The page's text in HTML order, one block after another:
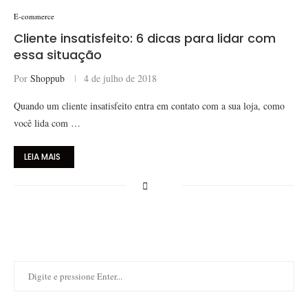
E-commerce
Cliente insatisfeito: 6 dicas para lidar com
essa situação
Por Shoppub 4 de julho de 2018
Quando um cliente insatisfeito entra em contato com a sua loja, como
você lida com …
LEIA MAIS